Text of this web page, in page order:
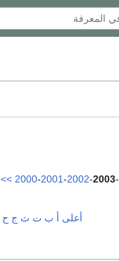
2000-2001-2002-2003-
>>
أعلى أ ب ت ث ج ح